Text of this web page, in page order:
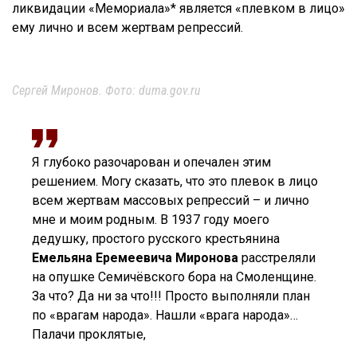
ликвидации «Мемориала»* является «плевком в лицо»
ему лично и всем жертвам репрессий.
Сергей Миронов. Фото: duma.gov.ru
Я глубоко разочарован и опечален этим
решением. Могу сказать, что это плевок в лицо
всем жертвам массовых репрессий – и лично
мне и моим родным. В 1937 году моего
дедушку, простого русского крестьянина
Емельяна Еремеевича Миронова расстреляли
на опушке Семичёвского бора на Смоленщине.
За что? Да ни за что!!! Просто выполняли план
по «врагам народа». Нашли «врага народа»…
Палачи проклятые,